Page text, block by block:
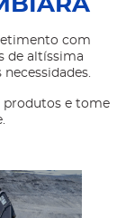
com
de altíssima
produtos e tome